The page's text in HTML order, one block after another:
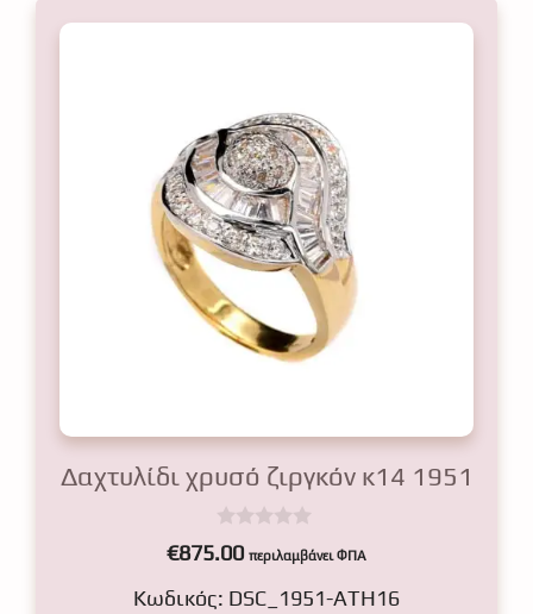
Δαχτυλίδι χρυσό ζιργκόν κ14 1951
0
o
t
€875.00 περιλαμβάνει ΦΠΑ
Κωδικός: DSC_1951-ATH16